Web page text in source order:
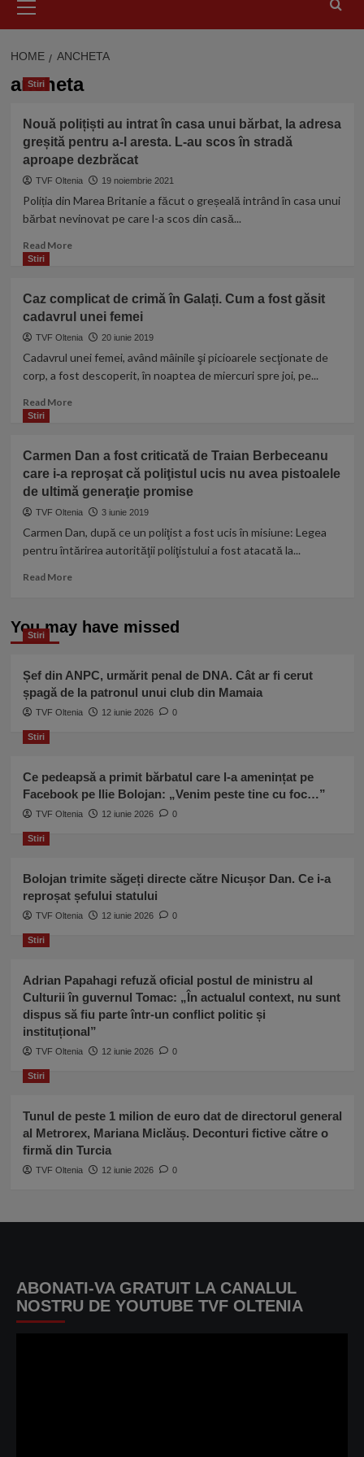
Menu
HOME ANCHETA
ancheta
Stiri
Nouă polițiști au intrat în casa unui bărbat, la adresa
greșită pentru a-l aresta. L-au scos în stradă
aproape dezbrăcat
TVF Oltenia 19 noiembrie 2021
Poliția din Marea Britanie a făcut o greșeală intrând în casa unui
bărbat nevinovat pe care l-a scos din casă...
Read MoreRead
polițiști
au
intrat
unui
pentru
a-
l
aresta.
au
scos
stradă
Stiri
Caz complicat de crimă în Galați. Cum a fost găsit
cadavrul unei femei
TVF Oltenia 20 iunie 2019
Cadavrul unei femei, având mâinile şi picioarele secţionate de
corp, a fost descoperit, în noaptea de miercuri spre joi, pe...
Read MoreRead
complicat
de
crimă
în
Cum
a
femei
Stiri
Carmen Dan a fost criticată de Traian Berbeceanu
care i-a reproşat că poliţistul ucis nu avea pistoalele
de ultimă generaţie promise
TVF Oltenia 3 iunie 2019
Carmen Dan, după ce un poliţist a fost ucis în misiune: Legea
pentru întărirea autorităţii poliţistului a fost atacată la...
Read MoreRead
Carmen
Dan
criticată
de
Traian
a
reproşat
poliţistul
pistoalele
de
ultimă
You may have missed
Stiri
Șef din ANPC, urmărit penal de DNA. Cât ar fi cerut
șpagă de la patronul unui club din Mamaia
TVF Oltenia 12 iunie 2026 0
Stiri
Ce pedeapsă a primit bărbatul care l-a amenințat pe
Facebook pe Ilie Bolojan: „Venim peste tine cu foc…”
TVF Oltenia 12 iunie 2026 0
Stiri
Bolojan trimite săgeți directe către Nicușor Dan. Ce i-a
reproșat șefului statului
TVF Oltenia 12 iunie 2026 0
Stiri
Adrian Papahagi refuză oficial postul de ministru al
Culturii în guvernul Tomac: „În actualul context, nu sunt
dispus să fiu parte într-un conflict politic și
instituțional”
TVF Oltenia 12 iunie 2026 0
Stiri
Tunul de peste 1 milion de euro dat de directorul general
al Metrorex, Mariana Miclăuș. Deconturi fictive către o
firmă din Turcia
TVF Oltenia 12 iunie 2026 0
ABONATI-VA GRATUIT LA CANALUL
NOSTRU DE YOUTUBE TVF OLTENIA